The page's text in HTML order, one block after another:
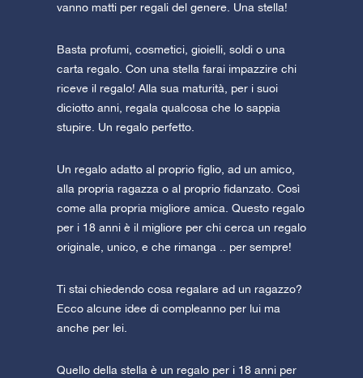
vanno matti per regali del genere. Una stella!
Basta profumi, cosmetici, gioielli, soldi o una
carta regalo. Con una stella farai impazzire chi
riceve il regalo! Alla sua maturità, per i suoi
diciotto anni, regala qualcosa che lo sappia
stupire. Un regalo perfetto.
Un regalo adatto al proprio figlio, ad un amico,
alla propria ragazza o al proprio fidanzato. Così
come alla propria migliore amica. Questo regalo
per i 18 anni è il migliore per chi cerca un regalo
originale, unico, e che rimanga .. per sempre!
Ti stai chiedendo cosa regalare ad un ragazzo?
Ecco alcune idee di compleanno per lui ma
anche per lei.
Quello della stella è un regalo per i 18 anni per